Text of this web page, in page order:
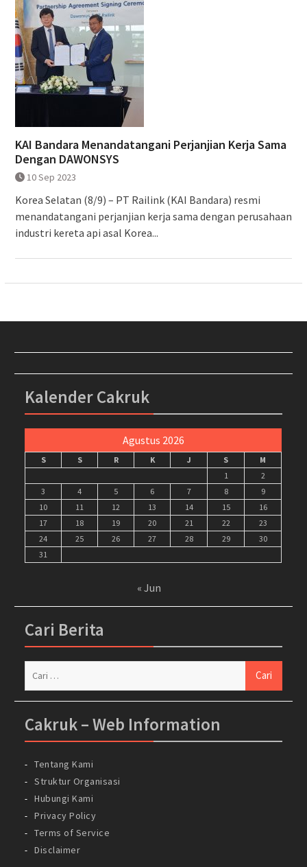
KAI Bandara Menandatangani Perjanjian Kerja Sama
Dengan DAWONSYS
10 Sep 2023
Korea Selatan (8/9) – PT Railink (KAI Bandara) resmi
menandatangani perjanjian kerja sama dengan perusahaan
industri kereta api asal Korea...
Kalender Cakruk
Agustus 2026
S S R K J S
M
1
2
3
4 5 6 7 8
9
10
11 12 13 14 15
16
17
18 19 20 21 22
23
24
25 26 27 28 29
30
31
« Jun
Cari Berita
Cakruk – Web Information
Tentang Kami
Struktur Organisasi
Hubungi Kami
Privacy Policy
Terms of Service
Disclaimer